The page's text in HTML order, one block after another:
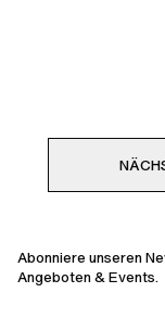
Abonniere unseren
Angeboten & Events.